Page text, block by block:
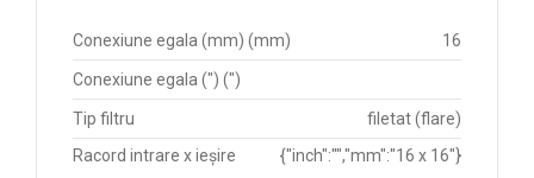
Conexiune egala (mm) (mm) 16
Conexiune egala (") (")
Tip filtru
filetat (flare)
Racord intrare x ieșire
{"inch":"","mm":"16 x 16"}